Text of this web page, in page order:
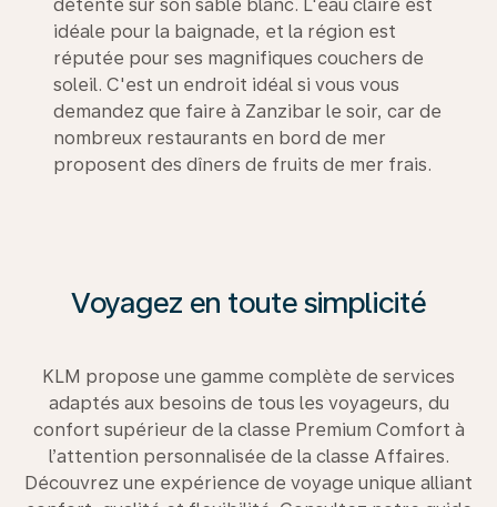
détente sur son sable blanc. L'eau claire est
idéale pour la baignade, et la région est
réputée pour ses magnifiques couchers de
soleil. C'est un endroit idéal si vous vous
demandez que faire à Zanzibar le soir, car de
nombreux restaurants en bord de mer
proposent des dîners de fruits de mer frais.
Voyagez en toute simplicité
KLM propose une gamme complète de services
adaptés aux besoins de tous les voyageurs, du
confort supérieur de la classe Premium Comfort à
l’attention personnalisée de la classe Affaires.
Découvrez une expérience de voyage unique alliant